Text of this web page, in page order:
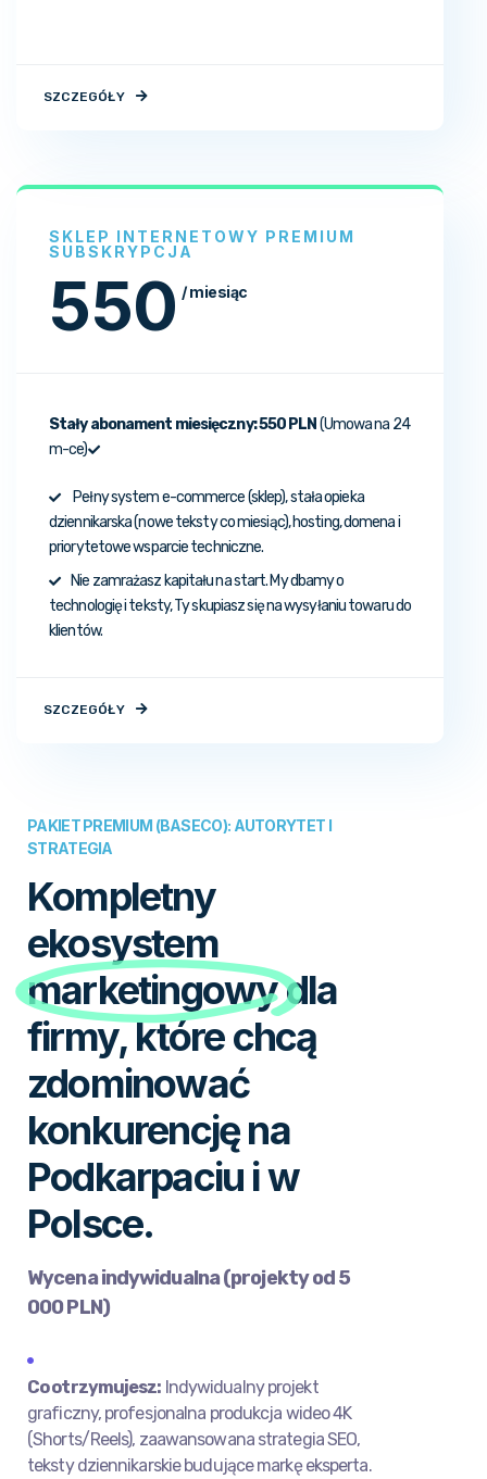
SZCZEGÓŁY
SKLEP INTERNETOWY PREMIUM
SUBSKRYPCJA
550 / miesiąc
Stały abonament miesięczny:550 PLN(Umowa na 24
m-ce)
Pełny system e-commerce (sklep), stała opieka
dziennikarska (nowe teksty co miesiąc), hosting, domena i
priorytetowe wsparcie techniczne.
Nie zamrażasz kapitału na start. My dbamy o
technologię i teksty, Ty skupiasz się na wysyłaniu towaru do
klientów.
SZCZEGÓŁY
PAKIET PREMIUM (BASECO): AUTORYTET I
STRATEGIA
Kompletny
ekosystem
marketingowydla
firmy, które chcą
zdominować
konkurencję na
Podkarpaciu i w
Polsce.
Wycena indywidualna (projekty od 5
000 PLN)
Co otrzymujesz: Indywidualny projekt
graficzny, profesjonalna produkcja wideo 4K
(Shorts/Reels), zaawansowana strategia SEO,
teksty dziennikarskie budujące markę eksperta.